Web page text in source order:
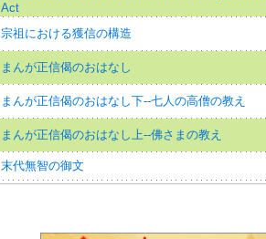
Act
宗祖における獲信の構造
まんが正信偈のおはなし
まんが正信偈のおはなし下--七人の高僧の教え
まんが正信偈のおはなし上--佛さまの教え
末代無智の御文